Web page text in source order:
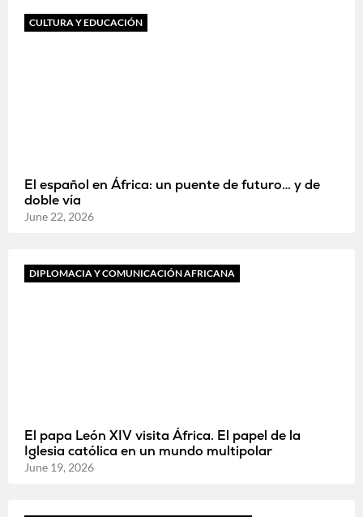
CULTURA Y EDUCACIÓN
El español en África: un puente de futuro… y de
doble vía
June 22, 2026
DIPLOMACIA Y COMUNICACIÓN AFRICANA
El papa León XIV visita África. El papel de la
Iglesia católica en un mundo multipolar
June 19, 2026